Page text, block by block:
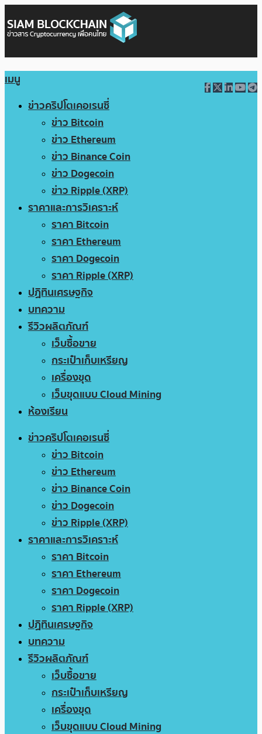
เมนู
ข่าวคริปโตเคอเรนซี่
ข่าว Bitcoin
ข่าว Ethereum
ข่าว Binance Coin
ข่าว Dogecoin
ข่าว Ripple (XRP)
ราคาและการวิเคราะห์
ราคา Bitcoin
ราคา Ethereum
ราคา Dogecoin
ราคา Ripple (XRP)
ปฏิทินเศรษฐกิจ
บทความ
รีวิวผลิตภัณฑ์
เว็บซื้อขาย
กระเป๋าเก็บเหรียญ
เครื่องขุด
เว็บขุดแบบ Cloud Mining
ห้องเรียน
ข่าวคริปโตเคอเรนซี่
ข่าว Bitcoin
ข่าว Ethereum
ข่าว Binance Coin
ข่าว Dogecoin
ข่าว Ripple (XRP)
ราคาและการวิเคราะห์
ราคา Bitcoin
ราคา Ethereum
ราคา Dogecoin
ราคา Ripple (XRP)
ปฏิทินเศรษฐกิจ
บทความ
รีวิวผลิตภัณฑ์
เว็บซื้อขาย
กระเป๋าเก็บเหรียญ
เครื่องขุด
เว็บขุดแบบ Cloud Mining